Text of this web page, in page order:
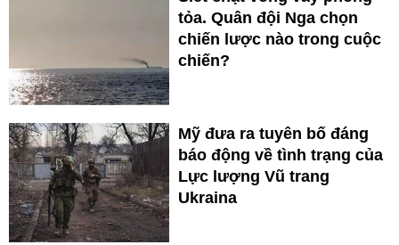
tỏa. Quân đội Nga chọn
chiến lược nào trong cuộc
chiến?
Mỹ đưa ra tuyên bố đáng
báo động về tình trạng của
Lực lượng Vũ trang
Ukraina